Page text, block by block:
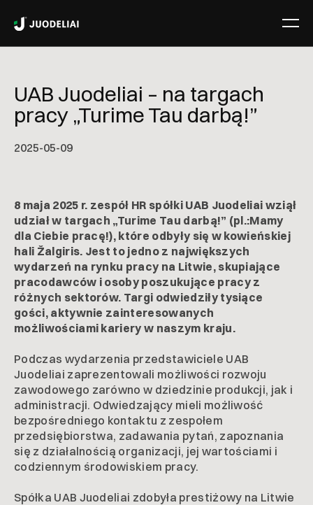
UAB Juodeliai – na targach
pracy „Turime Tau darbą!”
2025-05-09
8 maja 2025 r. zespół HR spółki UAB Juodeliai wziął
udział w targach „Turime Tau darbą!” (pl.:Mamy
dla Ciebie pracę!), które odbyły się w kowieńskiej
hali Žalgiris. Jest to jedno z największych
wydarzeń na rynku pracy na Litwie, skupiające
pracodawców i osoby poszukujące pracy z
różnych sektorów. Targi odwiedziły tysiące
gości, aktywnie zainteresowanych
możliwościami kariery w naszym kraju.
Podczas wydarzenia przedstawiciele UAB
Juodeliai zaprezentowali możliwości rozwoju
zawodowego zarówno w dziedzinie produkcji, jak i
administracji. Odwiedzający mieli możliwość
bezpośredniego kontaktu z zespołem
przedsiębiorstwa, zadawania pytań, zapoznania
się z działalnością organizacji, jej wartościami i
codziennym środowiskiem pracy.
Spółka UAB Juodeliai zdobyła prestiżowy na Litwie